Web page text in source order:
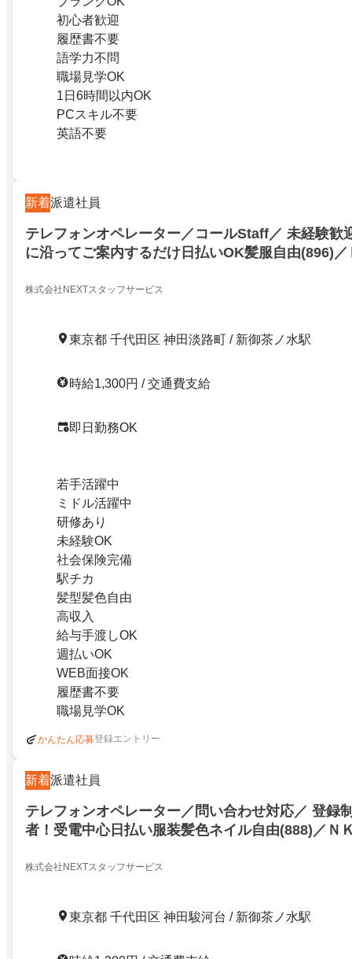
初心者歓迎
履歴書不要
語学力不問
職場見学OK
1日6時間以内OK
PCスキル不要
英語不要
新着派遣社員
テレフォンオペレーター／コールStaff／ 未経験歓
に沿ってご案内するだけ日払いOK髪服自由(896)
株式会社NEXTスタッフサービス
東京都 千代田区 神田淡路町 / 新御茶ノ水駅
時給1,300円 / 交通費支給
即日勤務OK
若手活躍中
ミドル活躍中
研修あり
未経験OK
社会保険完備
駅チカ
髪型髪色自由
高収入
給与手渡しOK
週払いOK
WEB面接OK
履歴書不要
職場見学OK
かんたん応募登録エントリー
新着派遣社員
テレフォンオペレーター／問い合わせ対応／ 登録
者！受電中心日払い服装髪色ネイル自由(888)／Ｎ
株式会社NEXTスタッフサービス
東京都 千代田区 神田駿河台 / 新御茶ノ水駅